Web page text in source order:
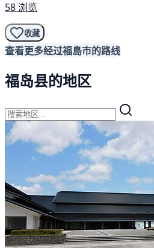
58 浏览
收藏
查看更多经过福島市的路线
福岛县的地区